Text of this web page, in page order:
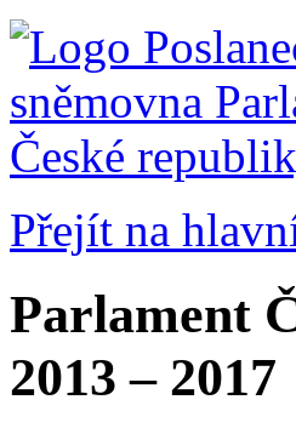
Přejít na
Parlament
2013 – 2017